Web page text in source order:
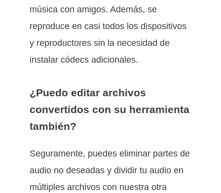
música con amigos. Además, se
reproduce en casi todos los dispositivos
y reproductores sin la necesidad de
instalar códecs adicionales.
¿Puedo editar archivos
convertidos con su herramienta
también?
Seguramente, puedes eliminar partes de
audio no deseadas y dividir tu audio en
múltiples archivos con nuestra otra